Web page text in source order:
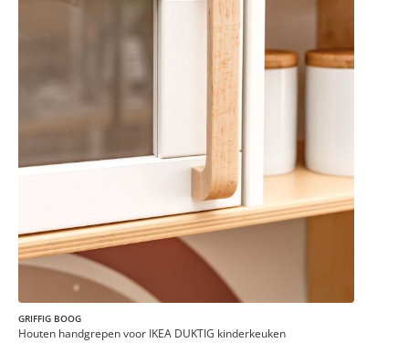
GRIFFIG BOOG
Houten handgrepen voor IKEA DUKTIG kinderkeuken